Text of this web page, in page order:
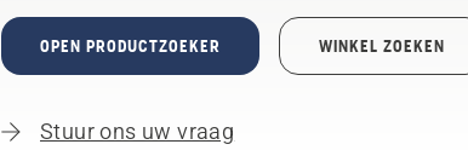
OPEN PRODUCTZOEKER WINKEL ZOEKEN
Stuur ons uw vraag